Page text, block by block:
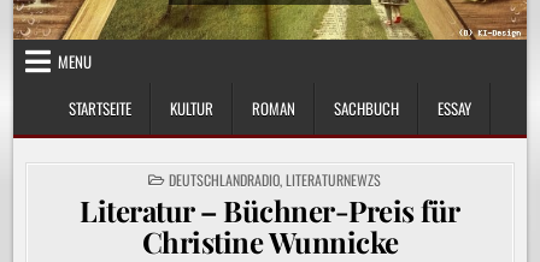
MENU
STARTSEITE
KULTUR ROMAN SACHBUCH ESSAY
POSTED
IN
DEUTSCHLANDRADIO,LITERATURNEWZS
Literatur – Büchner-Preis für
Christine Wunnicke